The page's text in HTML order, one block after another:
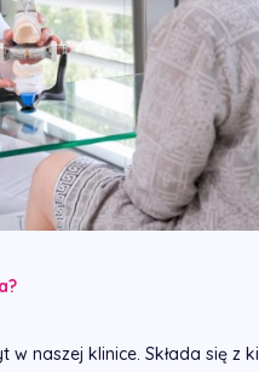
naszej klinice. Składa się z